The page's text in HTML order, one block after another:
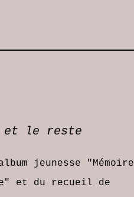
et le reste
jeunesse
"Mémoire
et du recueil de